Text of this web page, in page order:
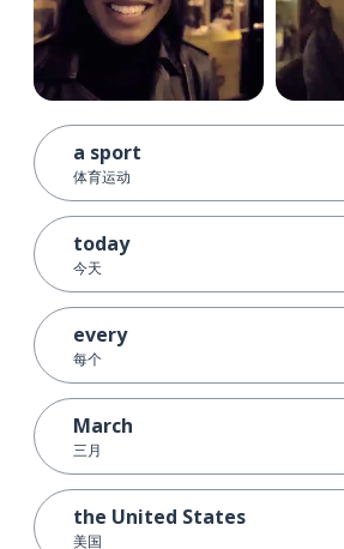
a sport
体育运动
today
今天
every
每个
March
三月
the United States
美国